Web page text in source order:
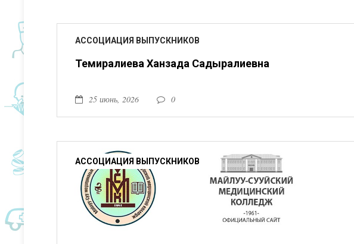
АССОЦИАЦИЯ ВЫПУСКНИКОВ
Темиралиева Ханзада Садыралиевна
25 июнь, 2026 0
АССОЦИАЦИЯ ВЫПУСКНИКОВ